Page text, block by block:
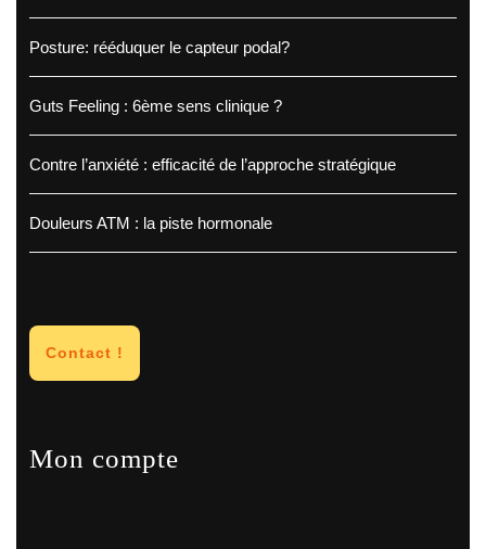
Posture: rééduquer le capteur podal?
Guts Feeling : 6ème sens clinique ?
Contre l’anxiété : efficacité de l’approche stratégique
Douleurs ATM : la piste hormonale
Contact !
Mon compte